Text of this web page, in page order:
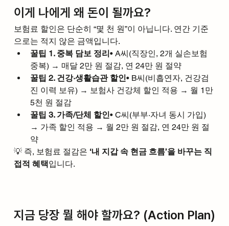
이게 나에게 왜 돈이 될까요?
보험료 할인은 단순히 “몇 천 원”이 아닙니다. 연간 기준
으로는 적지 않은 금액입니다.
꿀팁 1. 중복 담보 정리 • A씨(직장인, 2개 실손보험
중복) → 매달 2만 원 절감, 연 24만 원 절약
꿀팁 2. 건강·생활습관 할인• B씨(비흡연자, 건강검
진 이력 보유) → 보험사 건강체 할인 적용 → 월 1만
5천 원 절감
꿀팁 3. 가족/단체 할인• C씨(부부·자녀 동시 가입)
→ 가족 할인 적용 → 월 2만 원 절감, 연 24만 원 절
약
💡 즉, 보험료 절감은 ‘내 지갑 속 현금 흐름’을 바꾸는 직
접적 혜택입니다.
지금 당장 뭘 해야 할까요? (Action Plan)